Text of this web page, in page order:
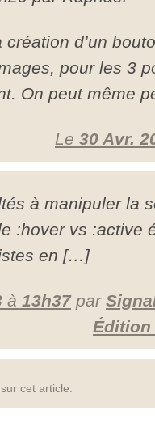
d’un
pour les 3
On peut même
Le 30 Avr.
à manipuler la
:hover vs :active
en […]
à 13h37par
Édition
cet article.